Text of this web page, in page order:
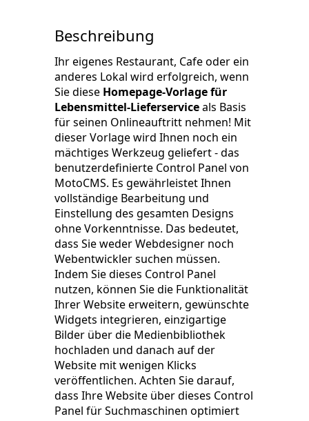
Beschreibung
Ihr eigenes Restaurant, Cafe oder ein
anderes Lokal wird erfolgreich, wenn
Sie diese Homepage-Vorlage für
Lebensmittel-Lieferserviceals Basis
für seinen Onlineauftritt nehmen! Mit
dieser Vorlage wird Ihnen noch ein
mächtiges Werkzeug geliefert - das
benutzerdefinierte Control Panel von
MotoCMS. Es gewährleistet Ihnen
vollständige Bearbeitung und
Einstellung des gesamten Designs
ohne Vorkenntnisse. Das bedeutet,
dass Sie weder Webdesigner noch
Webentwickler suchen müssen.
Indem Sie dieses Control Panel
nutzen, können Sie die Funktionalität
Ihrer Website erweitern, gewünschte
Widgets integrieren, einzigartige
Bilder über die Medienbibliothek
hochladen und danach auf der
Website mit wenigen Klicks
veröffentlichen. Achten Sie darauf,
dass Ihre Website über dieses Control
Panel für Suchmaschinen optimiert